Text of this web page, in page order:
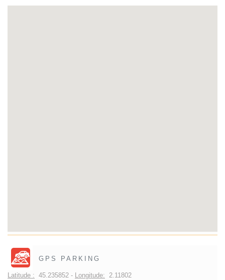
GPS PARKING
Latitude : 45.235852 - Longitude: 2.11802